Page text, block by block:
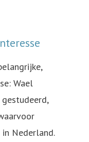
Wael
Nederland.